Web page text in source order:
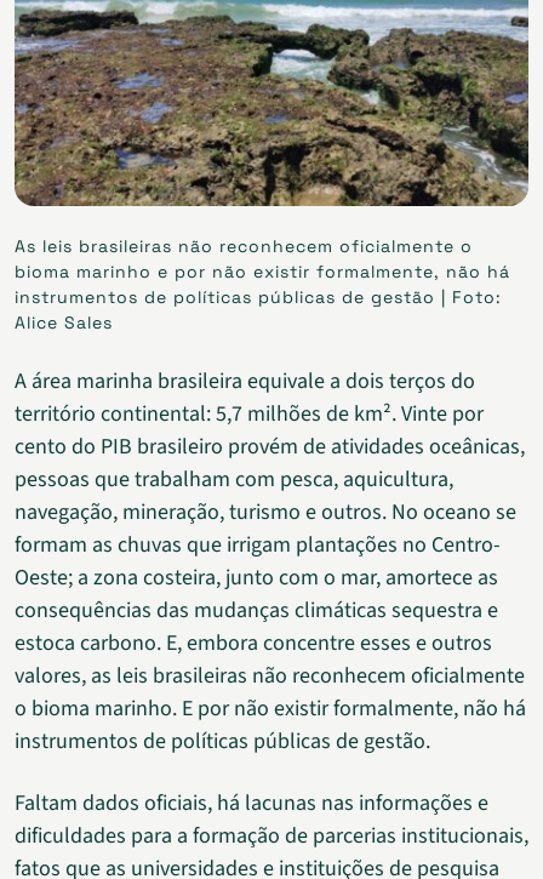
As leis brasileiras não reconhecem oficialmente o
bioma marinho e por não existir formalmente, não há
instrumentos de políticas públicas de gestão | Foto:
Alice Sales
A área marinha brasileira equivale a dois terços do
território continental: 5,7 milhões de km². Vinte por
cento do PIB brasileiro provém de atividades oceânicas,
pessoas que trabalham com pesca, aquicultura,
navegação, mineração, turismo e outros. No oceano se
formam as chuvas que irrigam plantações no Centro-
Oeste; a zona costeira, junto com o mar, amortece as
consequências das mudanças climáticas sequestra e
estoca carbono. E, embora concentre esses e outros
valores, as leis brasileiras não reconhecem oficialmente
o bioma marinho. E por não existir formalmente, não há
instrumentos de políticas públicas de gestão.
Faltam dados oficiais, há lacunas nas informações e
dificuldades para a formação de parcerias institucionais,
fatos que as universidades e instituições de pesquisa